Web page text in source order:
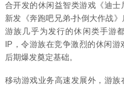
合开发的休闲益智类游戏《迪
新发《奔跑吧兄弟-扑倒大作战》
游族几乎为发行的休闲类手游
IP，令游族在竞争激烈的休闲
后期爆发奠定基础。
移动游戏业务高速发展外，游